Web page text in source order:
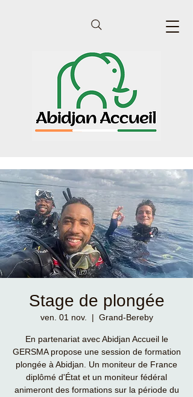
Stage de plongée
ven. 01 nov.
  |
Grand-Bereby
En partenariat avec Abidjan Accueil le
GERSMA propose une session de formation
plongée à Abidjan. Un moniteur de France
diplômé d'État et un moniteur fédéral
animeront des formations sur la période du